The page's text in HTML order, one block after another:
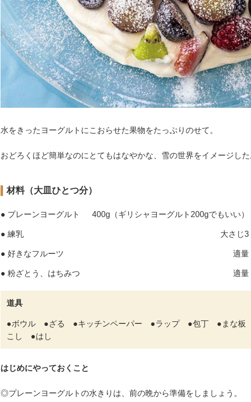
水をきったヨーグルトにこおらせた果物をたっぷりのせて。
おどろくほど簡単なのにとてもはなやかな、雪の世界をイメージした
材料（大皿ひとつ分）
● プレーンヨーグルト 400g（ギリシャヨーグルト200gでもいい）
● 練乳 大さじ3
● 好きなフルーツ 適量
● 粉ざとう、はちみつ 適量
道具
●ボウル ●ざる ●キッチンペーパー ●ラップ ●包丁 ●まな
こし ●はし
はじめにやっておくこと
◎プレーンヨーグルトの水きりは、前の晩から準備をしましょう。